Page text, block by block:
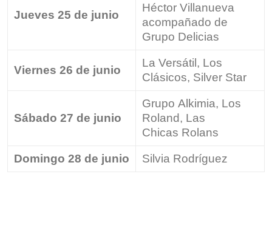
Jueves 25 de junio
Héctor Villanueva
acompañado de
Grupo Delicias
Viernes 26 de junio
La Versátil, Los
Clásicos, Silver Star
Sábado 27 de junio
Grupo Alkimia, Los
Roland, Las
Chicas Rolans
Domingo 28 de junio Silvia Rodríguez